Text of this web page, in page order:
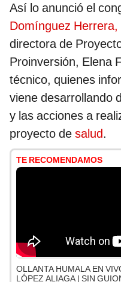
Así lo anunció el
Domínguez Herrera,
directora de
Proinversión, Elena
técnico, quienes
viene desarrollando
y las acciones a
proyecto de salud.
TE RECOMENDAMOS
OLLANTA HUMALA EN
LÓPEZ ALIAGA | SIN